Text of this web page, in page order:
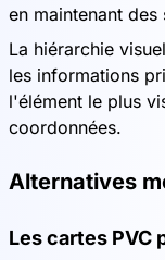
en maintenant
La hiérarchie
les informations
l'élément le plus
coordonnées.
Alternatives
Les cartes PVC